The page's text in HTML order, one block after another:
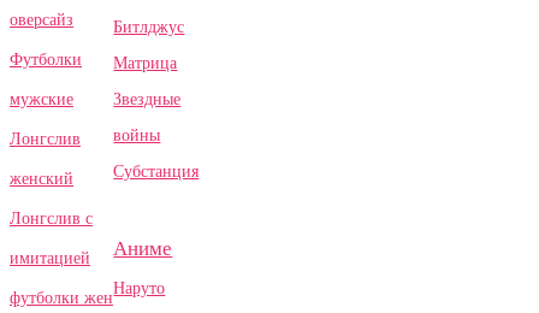
оверсайз
Футболки
мужские
Лонгслив
женский
Лонгслив с
имитацией
футболки жен
Битлджус
Матрица
Звездные
войны
Субстанция
Аниме
Наруто